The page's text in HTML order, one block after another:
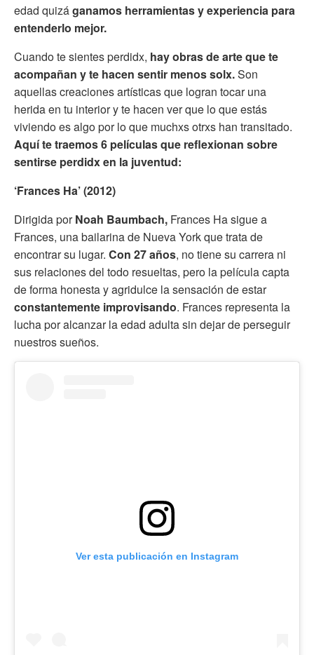
edad quizáganamos herramientas y experiencia para
entenderlo mejor.
Cuando te sientes perdidx, hay obras de arte que te
acompañan y te hacen sentir menos solx.Son
aquellas creaciones artísticas que logran tocar una
herida en tu interior y te hacen ver que lo que estás
viviendo es algo por lo que muchxs otrxs han transitado.
Aquí te traemos 6 películas que reflexionan sobre
sentirse perdidx en la juventud:
‘Frances Ha’ (2012)
Dirigida porNoah Baumbach, Frances Ha sigue a
Frances, una bailarina de Nueva York que trata de
encontrar su lugar. Con 27 años, no tiene su carrera ni
sus relaciones del todo resueltas, pero la película capta
de forma honesta y agridulce la sensación de estar
constantemente improvisando. Frances representa la
lucha por alcanzar la edad adulta sin dejar de perseguir
nuestros sueños.
Ver esta publicación en Instagram